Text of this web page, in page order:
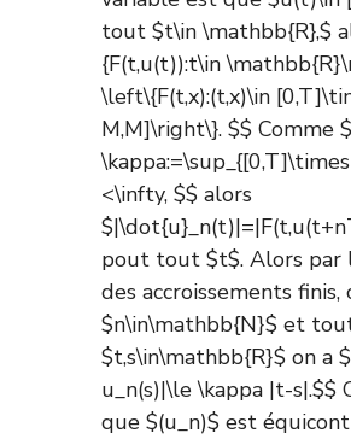
tout $t\in \mathbb{R},$
{F(t,u(t)):t\in
\left\{F(t,x):(t,x)\in
M,M]\right\}. $$ Comme
<\infty, $$ alors
pout tout $t$. Alors par
des accroissements
$n\in\mathbb{N}$ et
$t,s\in\mathbb{R}$ on a
u_n(s)|\le \kappa |t-s|.$$
que $(u_n)$ est